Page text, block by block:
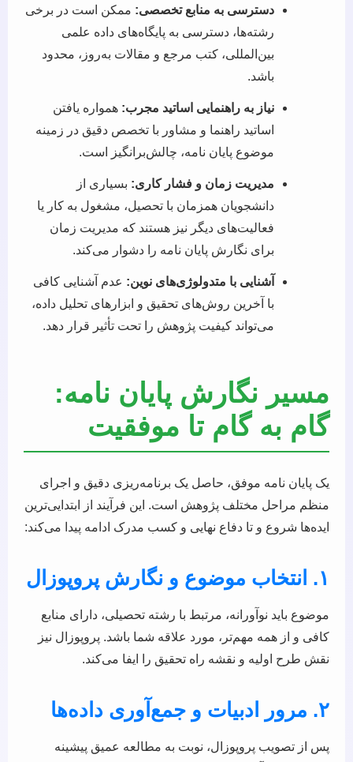
دسترسی به منابع تخصصی: ممکن است در برخی
رشته‌ها، دسترسی به پایگاه‌های داده علمی
بین‌المللی، کتب مرجع و مقالات به‌روز، محدود
باشد.
نیاز به راهنمایی اساتید مجرب: همواره یافتن
اساتید راهنما و مشاور با تخصص دقیق در زمینه
موضوع پایان نامه، چالش‌برانگیز است.
مدیریت زمان و فشار کاری: بسیاری از
دانشجویان همزمان با تحصیل، مشغول به کار یا
فعالیت‌های دیگر نیز هستند که مدیریت زمان
برای نگارش پایان نامه را دشوار می‌کند.
آشنایی با متدولوژی‌های نوین: عدم آشنایی کافی
با آخرین روش‌های تحقیق و ابزارهای تحلیل داده،
می‌تواند کیفیت پژوهش را تحت تأثیر قرار دهد.
مسیر نگارش پایان نامه:
گام به گام تا موفقیت
یک پایان نامه موفق، حاصل یک برنامه‌ریزی دقیق و اجرای
منظم مراحل مختلف پژوهش است. این فرآیند از ابتدایی‌ترین
ایده‌ها شروع و تا دفاع نهایی و کسب مدرک ادامه پیدا می‌کند:
۱. انتخاب موضوع و نگارش پروپوزال
موضوع باید نوآورانه، مرتبط با رشته تحصیلی، دارای منابع
کافی و از همه مهم‌تر، مورد علاقه شما باشد. پروپوزال نیز
نقش طرح اولیه و نقشه راه تحقیق را ایفا می‌کند.
۲. مرور ادبیات و جمع‌آوری داده‌ها
پس از تصویب پروپوزال، نوبت به مطالعه عمیق پیشینه